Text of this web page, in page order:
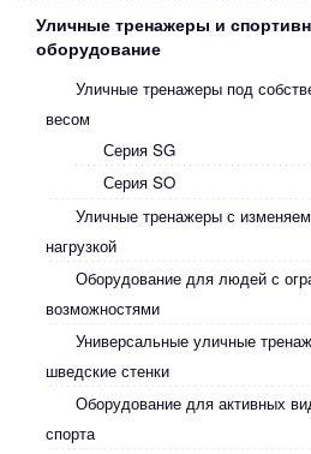
Уличные тренажеры и
оборудование
Уличные тренажеры под
весом
Серия SG
Серия SO
Уличные тренажеры с
нагрузкой
Оборудование для людей с
возможностями
Универсальные уличные
шведские стенки
Оборудование для активных
спорта